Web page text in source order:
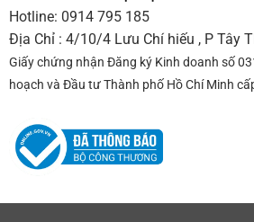
Hotline: 0914 795 185
Địa Chỉ : 4/10/4 Lưu Chí hiếu , P Tây
Giấy chứng nhận Đăng ký Kinh doanh số
hoạch và Đầu tư Thành phố Hồ Chí Minh